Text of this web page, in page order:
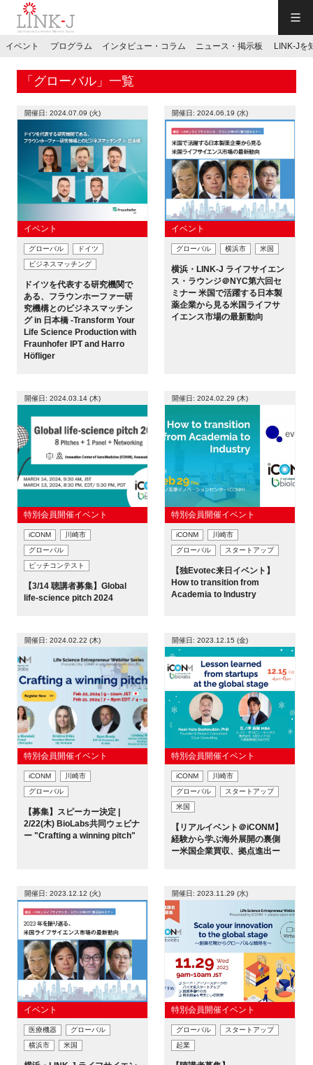
特別会員専用メニュー
お問い合わせ
マイページ
新規登録
インタビュー・コラム
ニュース・掲示板
LINK-Jを知る
特別会員
施設・アクセス
FAQ
イベントお知らせメール登録
閉じる
イベント プログラム インタビュー・コラム ニュース・掲示板 LINK-Jを
「グローバル」一覧
開催日: 2024.07.09 (火)
イベント
グローバル
ドイツ
ビジネスマッチング
ドイツを代表する研究機関で
ある、フラウンホーファー研
究機構とのビジネスマッチン
グ in 日本橋 -Transform Your
Life Science Production with
Fraunhofer IPT and Harro
Höfliger
開催日: 2024.06.19 (水)
イベント
グローバル 横浜市 米国
横浜・LINK-J ライフサイエン
ス・ラウンジ＠NYC第六回セ
ミナー 米国で活躍する日本製
薬企業から見る米国ライフサ
イエンス市場の最新動向
開催日: 2024.03.14 (木)
特別会員開催イベント
iCONM
川崎市
グローバル
ピッチコンテスト
【3/14 聴講者募集】Global
life-science pitch 2024
開催日: 2024.02.29 (木)
特別会員開催イベント
iCONM
川崎市
グローバル
スタートアップ
【独Evotec来日イベント】
How to transition from
Academia to Industry
開催日: 2024.02.22 (木)
特別会員開催イベント
iCONM
川崎市
グローバル
【募集】スピーカー決定 |
2/22(木) BioLabs共同ウェビナ
ー "Crafting a winning pitch"
開催日: 2023.12.15 (金)
特別会員開催イベント
iCONM
川崎市
グローバル
スタートアップ
米国
【リアルイベント＠iCONM】
経験から学ぶ海外展開の裏側
ー米国企業買収、拠点進出ー
開催日: 2023.12.12 (火)
イベント
医療機器
グローバル
横浜市
米国
開催日: 2023.11.29 (水)
特別会員開催イベント
グローバル
スタートアップ
起業